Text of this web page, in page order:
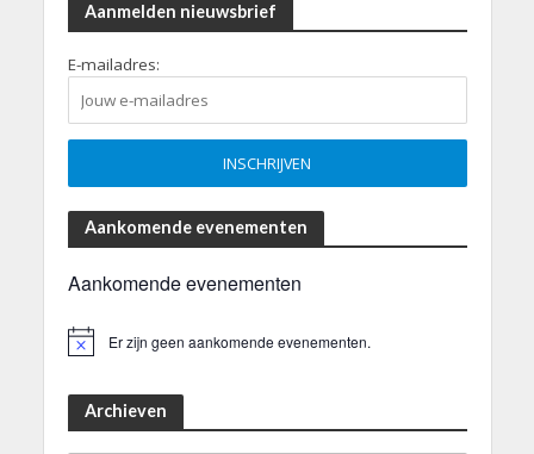
Aanmelden nieuwsbrief
E-mailadres:
Aankomende evenementen
Aankomende evenementen
Er zijn geen aankomende evenementen.
Archieven